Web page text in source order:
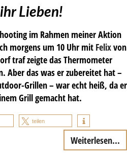
Lieben!
im Rahmen meiner Aktion
morgens um 10 Uhr mit Felixvon
traf zeigte das Thermometer
Aber das was er zubereitet hat –
Grillen – war echt heiß, da er
Grill gemacht hat.
teilen
Weiterlesen...